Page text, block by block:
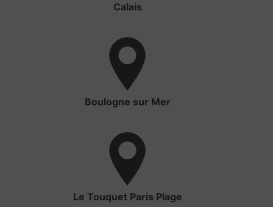
Calais
Boulogne sur Mer
Le Touquet Paris Plage